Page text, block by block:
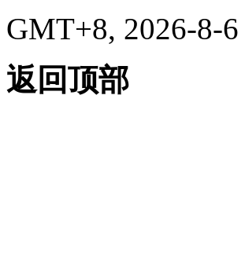
GMT+8, 2026-8-6
返回顶部